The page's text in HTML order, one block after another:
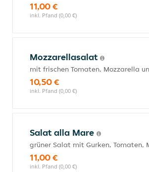
11,00 €
inkl. Pfand (0,00 €)
Mozzarellasalat
mit frischen Tomaten, Mozzarella
10,50 €
inkl. Pfand (0,00 €)
Salat alla Mare
grüner Salat mit Gurken, Tomaten,
11,00 €
inkl. Pfand (0,00 €)